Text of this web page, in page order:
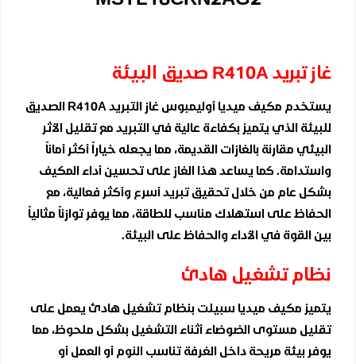
غاز تبريد R410A صديق البيئة
يستخدم مكيف ميديا أوليمبوس غاز التبريد R410A الصديق
للبيئة الذي يتميز بكفاءة عالية في التبريد مع تقليل الأثر
البيئي مقارنة بالغازات القديمة، مما يجعله خياراً أكثر أماناً
واستدامة. كما يساعد هذا الغاز على تحسين أداء المكيف
بشكل عام من خلال تحقيق تبريد أسرع وأكثر فعالية، مع
الحفاظ على استهلاك مناسب للطاقة، مما يوفر توازناً مثالياً
بين القوة في الأداء والحفاظ على البيئة.
نظام تشغيل هادئ
يتميز مكيف ميديا سبيلت بنظام تشغيل هادئ يعمل على
تقليل مستوى الضوضاء أثناء التشغيل بشكل ملحوظ، مما
يوفر بيئة مريحة داخل الغرفة تناسب النوم أو العمل أو